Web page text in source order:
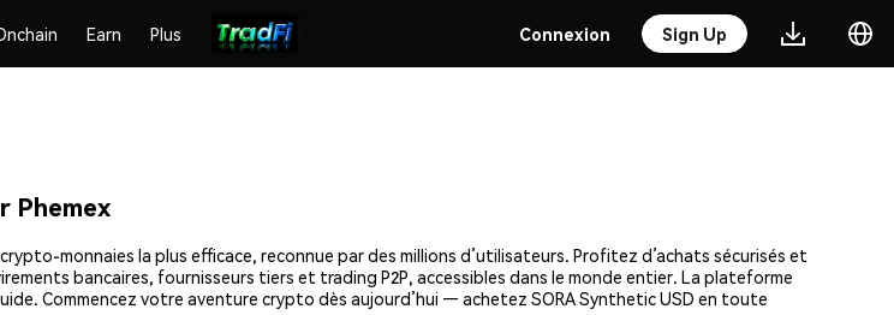
Earn Plus Connexion Sign Up
Phemex
monnaies la plus efficace, reconnue par des millions d’utilisateurs. Profitez d’achats sécurisés et
bancaires, fournisseurs tiers et trading P2P, accessibles dans le monde entier. La plateforme
Commencez votre aventure crypto dès aujourd’hui — achetez SORA Synthetic USD en toute